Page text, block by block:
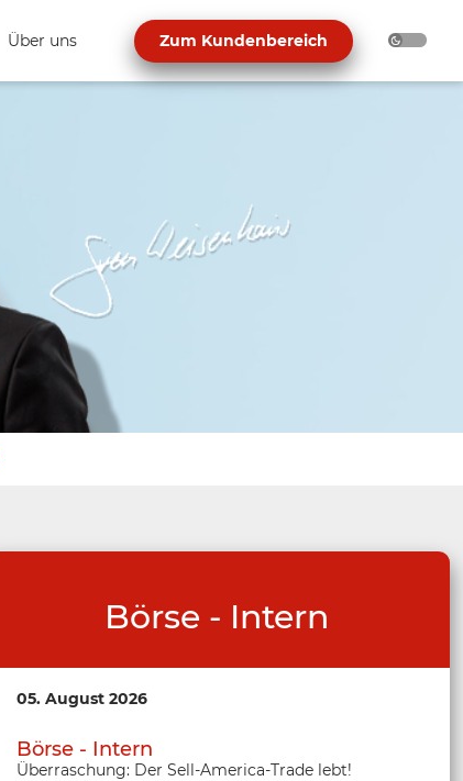
Über uns Zum Kundenbereich
Börse - Intern
05. August 2026
Börse - Intern
Überraschung: Der Sell-America-Trade lebt!